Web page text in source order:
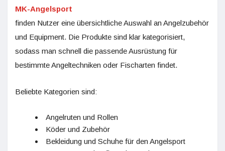
MK-Angelsport
finden Nutzer eine übersichtliche Auswahl an Angelzubehör
und Equipment. Die Produkte sind klar kategorisiert,
sodass man schnell die passende Ausrüstung für
bestimmte Angeltechniken oder Fischarten findet.
Beliebte Kategorien sind:
Angelruten und Rollen
Köder und Zubehör
Bekleidung und Schuhe für den Angelsport